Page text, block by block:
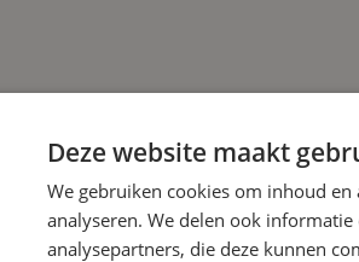
Deze website maakt
We gebruiken cookies om inhoud
analyseren. We delen ook
analysepartners, die deze kunnen